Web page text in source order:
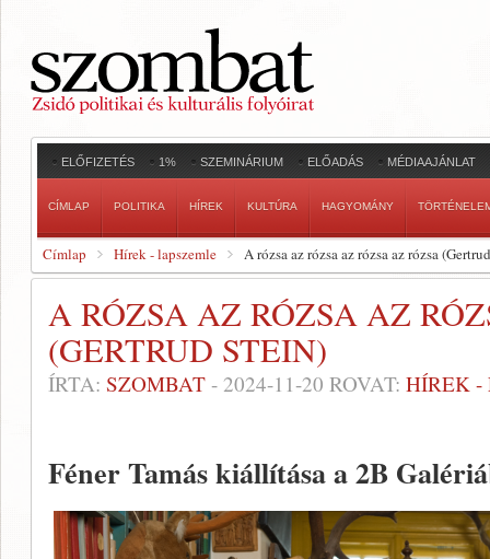
ELŐFIZETÉS 1% SZEMINÁRIUM ELŐADÁS MÉDIAAJÁNLAT
CÍMLAP POLITIKA HÍREK KULTÚRA HAGYOMÁNY
Címlap Hírek - lapszemle A rózsa az rózsa az rózsa az rózsa
A RÓZSA AZ RÓZSA AZ
(GERTRUD STEIN)
ÍRTA: SZOMBAT - 2024-11-20 ROVAT: HÍREK -
Féner Tamás kiállítása a 2B